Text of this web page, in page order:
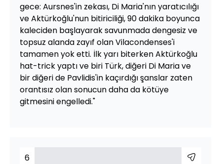
gece: Aursnes'in zekası, Di Maria'nın yaratıcılığı
ve Aktürkoğlu'nun bitiriciliği, 90 dakika boyunca
kaleciden başlayarak savunmada dengesiz ve
topsuz alanda zayıf olan Vilacondenses'i
tamamen yok etti. İlk yarı biterken Aktürkoğlu
hat-trick yaptı ve biri Türk, diğeri Di Maria ve
bir diğeri de Pavlidis'in kaçırdığı şanslar zaten
orantısız olan sonucun daha da kötüye
gitmesini engelledi."
6